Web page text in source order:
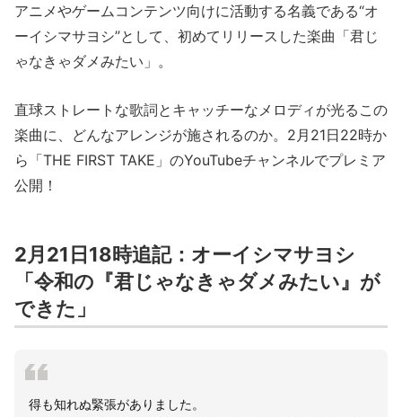
アニメやゲームコンテンツ向けに活動する名義である“オ
ーイシマサヨシ”として、初めてリリースした楽曲「君じ
ゃなきゃダメみたい」。
直球ストレートな歌詞とキャッチーなメロディが光るこの
楽曲に、どんなアレンジが施されるのか。2月21日22時か
ら「THE FIRST TAKE」のYouTubeチャンネルでプレミア
公開！
2月21日18時追記：オーイシマサヨシ
「令和の『君じゃなきゃダメみたい』が
できた」
得も知れぬ緊張がありました。